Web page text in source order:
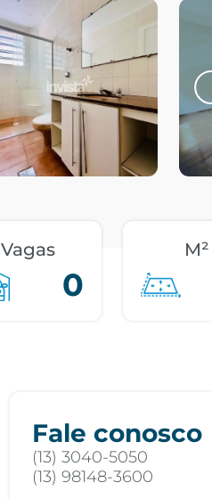
Vagas
0
M²
Fale conosco
(13) 3040-5050
(13) 98148-3600